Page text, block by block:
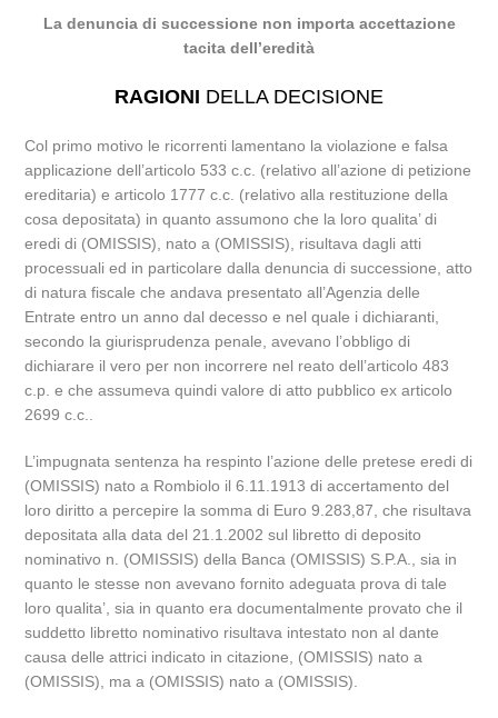
La denuncia di successione non importa accettazione
tacita dell’eredità
RAGIONI DELLA DECISIONE
Col primo motivo le ricorrenti lamentano la violazione e falsa
applicazione dell’articolo 533 c.c. (relativo all’azione di petizione
ereditaria) e articolo 1777 c.c. (relativo alla restituzione della
cosa depositata) in quanto assumono che la loro qualita’ di
eredi di (OMISSIS), nato a (OMISSIS), risultava dagli atti
processuali ed in particolare dalla denuncia di successione, atto
di natura fiscale che andava presentato all’Agenzia delle
Entrate entro un anno dal decesso e nel quale i dichiaranti,
secondo la giurisprudenza penale, avevano l’obbligo di
dichiarare il vero per non incorrere nel reato dell’articolo 483
c.p. e che assumeva quindi valore di atto pubblico ex articolo
2699 c.c..
L’impugnata sentenza ha respinto l’azione delle pretese eredi di
(OMISSIS) nato a Rombiolo il 6.11.1913 di accertamento del
loro diritto a percepire la somma di Euro 9.283,87, che risultava
depositata alla data del 21.1.2002 sul libretto di deposito
nominativo n. (OMISSIS) della Banca (OMISSIS) S.P.A., sia in
quanto le stesse non avevano fornito adeguata prova di tale
loro qualita’, sia in quanto era documentalmente provato che il
suddetto libretto nominativo risultava intestato non al dante
causa delle attrici indicato in citazione, (OMISSIS) nato a
(OMISSIS), ma a (OMISSIS) nato a (OMISSIS).